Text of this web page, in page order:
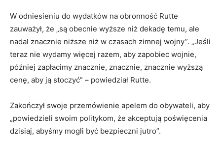
W odniesieniu do wydatków na obronność Rutte
zauważył, że „są obecnie wyższe niż dekadę temu, ale
nadal znacznie niższe niż w czasach zimnej wojny”. „Jeśli
teraz nie wydamy więcej razem, aby zapobiec wojnie,
później zapłacimy znacznie, znacznie, znacznie wyższą
cenę, aby ją stoczyć” – powiedział Rutte.
Zakończył swoje przemówienie apelem do obywateli, aby
„powiedzieli swoim politykom, że akceptują poświęcenia
dzisiaj, abyśmy mogli być bezpieczni jutro”.